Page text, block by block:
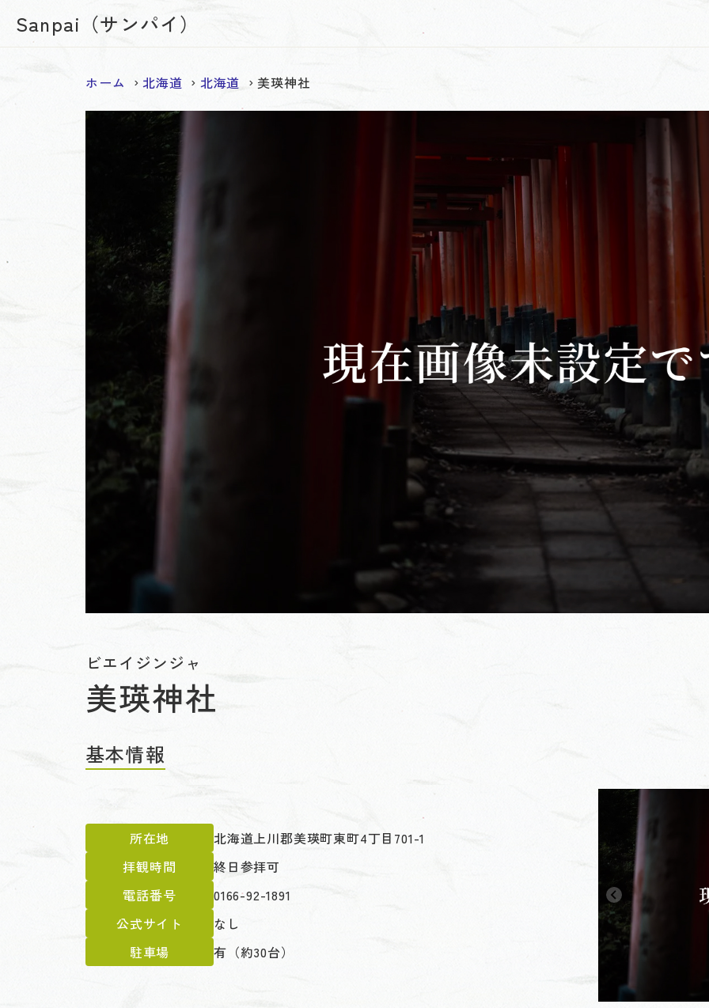
Sanpai（サンパイ）
ホーム 北海道 北海道 美瑛神社
ビエイジンジャ
美瑛神社
基本情報
所在地
北海道上川郡美瑛町東町4丁目701-1
拝観時間
終日参拝可
電話番号
0166-92-1891
公式サイト
なし
駐車場
有（約30台）